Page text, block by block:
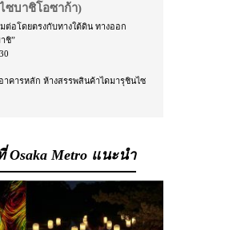
ซบาชิโอซาก้า)
ต่อโดยตรงกับทางใต้ดิน ทางออก
ชิ”
าคารหลัก ห้างสรรพสินค้าไดมารุชินไซ
Osaka Metro แนะนำ